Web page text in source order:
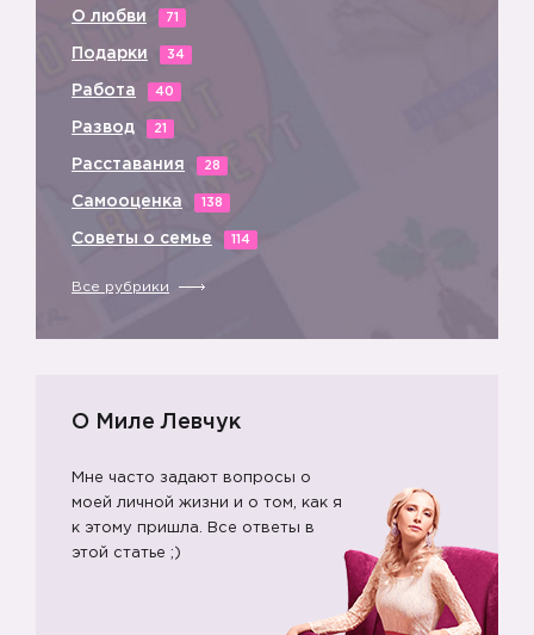
О любви 71
Подарки 34
Работа 40
Развод 21
Расставания 28
Самооценка 138
Советы о семье 114
Все рубрики
О Миле Левчук
Мне часто задают вопросы о
моей личной жизни и о том, как я
к этому пришла. Все ответы в
этой статье ;)